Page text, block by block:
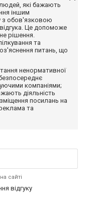
людей, які бажають
іншим
з обов'язковою
Це допоможе
рішення.
та
питань, що
ненормативної
компаніями;
діяльність
посилань на
та
сайті
відгуку